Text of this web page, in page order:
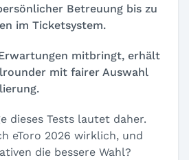
Betreuung bis zu
im Ticketsystem.
mitbringt, erhält
mit fairer Auswahl
dieses Tests lautet daher.
eToro 2026 wirklich, und
die bessere Wahl?